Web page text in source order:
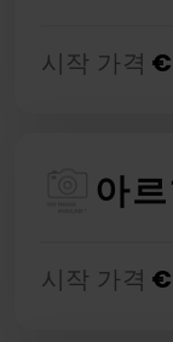
시작 가격 €
아
시작 가격 €